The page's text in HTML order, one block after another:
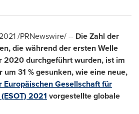
/PRNewswire/ -- Die Zahl der
die während der ersten Welle
2020 durchgeführt wurden, ist im
31 % gesunken, wie eine neue,
Europäischen Gesellschaft für
2021 vorgestellte globale